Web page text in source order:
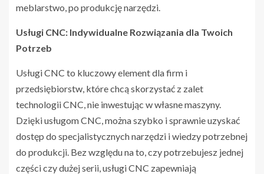
meblarstwo, po produkcję narzędzi.
Usługi CNC: Indywidualne Rozwiązania dla Twoich
Potrzeb
Usługi CNC to kluczowy element dla firm i
przedsiębiorstw, które chcą skorzystać z zalet
technologii CNC, nie inwestując w własne maszyny.
Dzięki usługom CNC, można szybko i sprawnie uzyskać
dostęp do specjalistycznych narzędzi i wiedzy potrzebnej
do produkcji. Bez względu na to, czy potrzebujesz jednej
części czy dużej serii, usługi CNC zapewniają